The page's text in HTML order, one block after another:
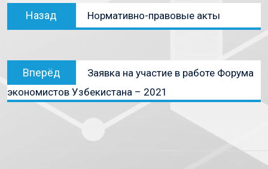
Назад Нормативно-правовые акты
Вперёд
Заявка на участие в работе Форума
экономистов Узбекистана – 2021